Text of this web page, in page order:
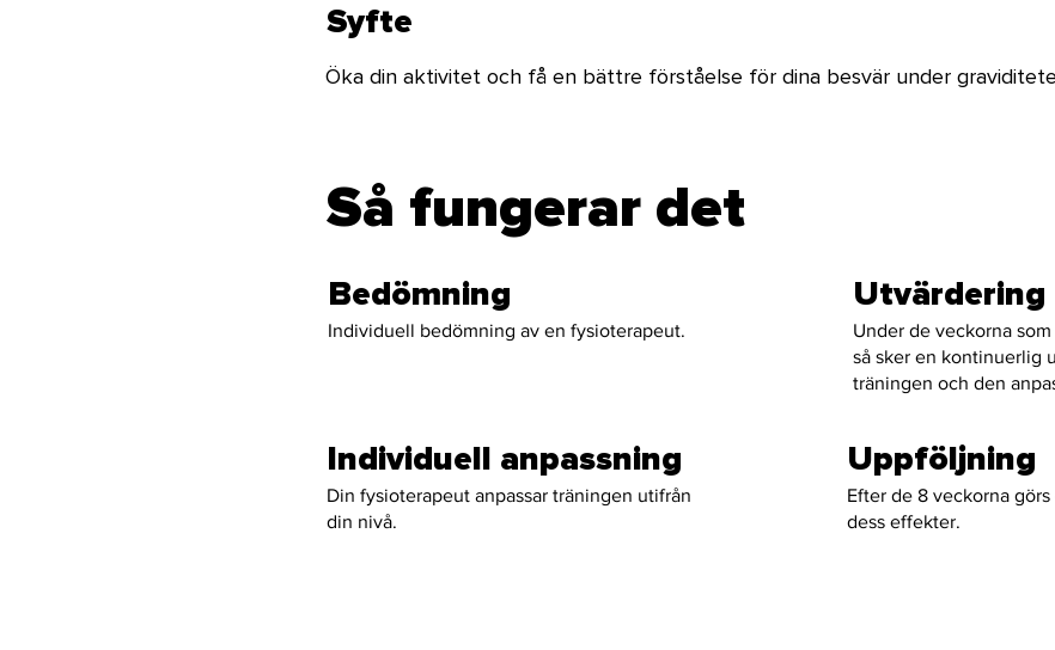
Syfte
Öka din aktivitet och få en bättre förståelse för dina besvär under
Så fungerar det
Bedömning
Individuell bedömning av en fysioterapeut.
Individuell anpassning
Din fysioterapeut anpassar träningen utifrån
din nivå.
Utvärdering
Under de veckorna
så sker en kontinuerlig
träningen och den
Uppföljning
Efter de 8 veckorna
dess effekter.